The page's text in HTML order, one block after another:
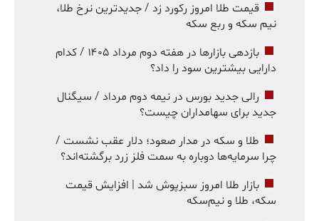
قیمت طلا امروز رکورد زد / جدیدترین نرخ طلا،
نیم سکه و ربع سکه
بازدهی بازارها در هفته دوم مرداد ۱۴۰۵ / کدام
دارایی بیشترین سود را داد؟
رالی جدید بورس در نیمه دوم مرداد / سیگنال
جدید برای سهامداران چیست؟
طلا و سکه در مدار صعود؛ دلار عقب نشست /
چرا سرمایه‌ها دوباره به سمت فلز زرد برگشته‌اند؟
بازار طلا امروز سبزپوش شد | افزایش قیمت
سکه، طلا و نیم‌سکه